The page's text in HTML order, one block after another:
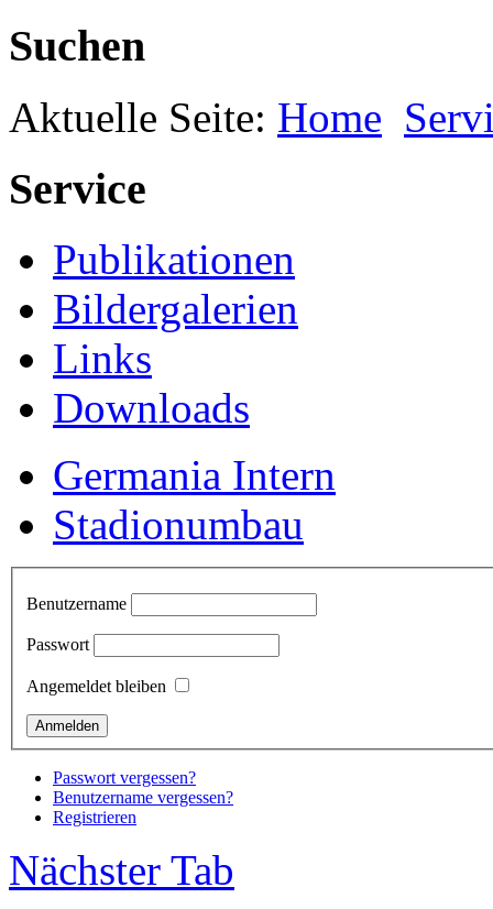
Suchen
Aktuelle Seite: Home
Service
Publikationen
Bildergalerien
Links
Downloads
Germania Intern
Stadionumbau
Benutzername
Passwort
Angemeldet bleiben
Passwort vergessen?
Benutzername vergessen?
Registrieren
Nächster Tab